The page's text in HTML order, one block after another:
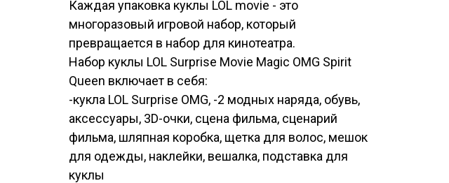
Каждая упаковка куклы LOL movie - это
многоразовый игровой набор, который
превращается в набор для кинотеатра.
Набор куклы LOL Surprise Movie Magic OMG Spirit
Queen включает в себя:
-кукла LOL Surprise OMG, -2 модных наряда, обувь,
аксессуары, 3D-очки, сцена фильма, сценарий
фильма, шляпная коробка, щетка для волос, мешок
для одежды, наклейки, вешалка, подставка для
куклы